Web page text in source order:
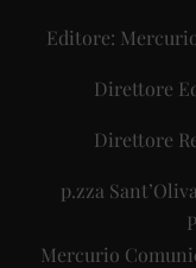
Editore:
Direttore
Direttore
p.zza
Mercurio